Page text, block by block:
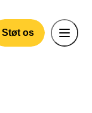
Støt os